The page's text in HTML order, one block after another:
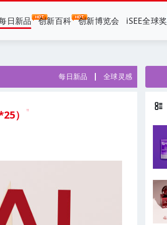
日新品 创新百科 创新博览会 iSEE全球奖
每日新品 全球灵感
）